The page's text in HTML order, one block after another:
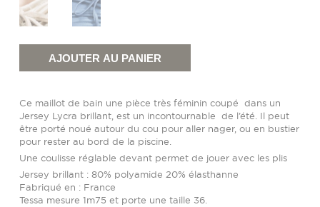
de
Maillot
de
pièce
plissé
AJOUTER AU PANIER
Ce maillot de bain une pièce très féminin coupé dans un
Jersey Lycra brillant, est un incontournable de l’été. Il peut
être porté noué autour du cou pour aller nager, ou en bustier
pour rester au bord de la piscine.
Une coulisse réglable devant permet de jouer avec les plis
Jersey brillant : 80% polyamide 20% élasthanne
Fabriqué en : France
Tessa mesure 1m75 et porte une taille 36.